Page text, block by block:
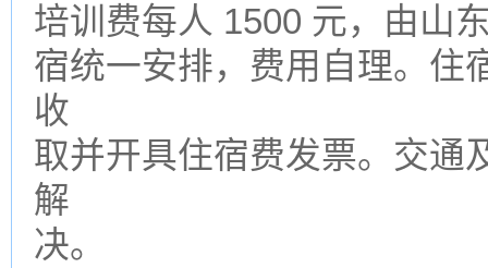
培训费每人 1500 元，由山
宿统一安排，费用自理。住
收
取并开具住宿费发票。交通
解
决。